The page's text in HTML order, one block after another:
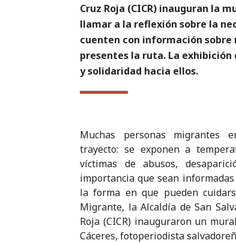
Cruz Roja (CICR) inauguran la
llamar a la reflexión sobre la
cuenten con información sobre
presentes la ruta. La
y solidaridad hacia ellos.
Muchas personas migrantes
trayecto: se exponen a
víctimas de abusos,
importancia que sean
la forma en que pueden
Migrante, la Alcaldía de San
Roja (CICR) inauguraron un
Cáceres, fotoperiodista